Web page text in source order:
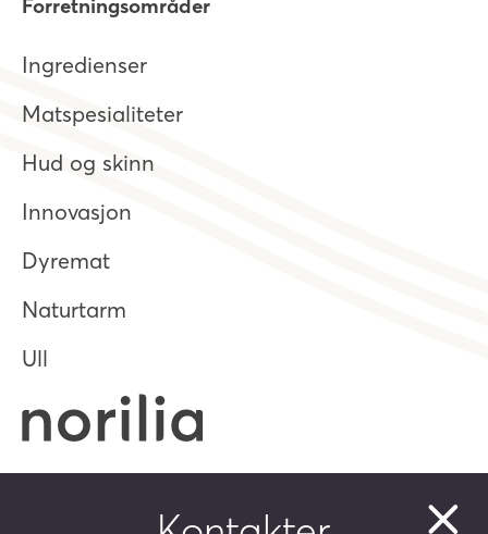
Forretningsområder
Ingredienser
Matspesialiteter
Hud og skinn
Innovasjon
Dyremat
Naturtarm
Ull